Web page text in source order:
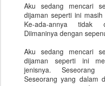
Aku sedang mencari
dijaman seperti ini
Ke-ada-annya tidak
Diimaninya dengan
Aku sedang mencari
dijaman seperti ini
jenisnya.
Seseorang yang dalam